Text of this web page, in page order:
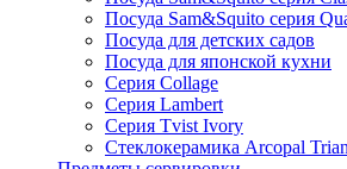
Посуда Sam&Squito серия
Посуда для детских садов
Посуда для японской кухни
Серия Collage
Серия Lambert
Серия Tvist Ivory
Стеклокерамика Arcopal